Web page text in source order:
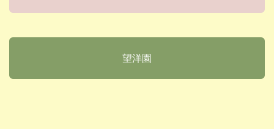
望洋園